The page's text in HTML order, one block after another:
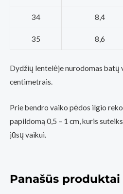
34 8,4
35 8,6
Dydžių lentelėje nurodomas batų
centimetrais.
Prie bendro vaiko pėdos ilgio
papildomą 0,5 – 1 cm, kuris
jūsų vaikui.
Panašūs produktai